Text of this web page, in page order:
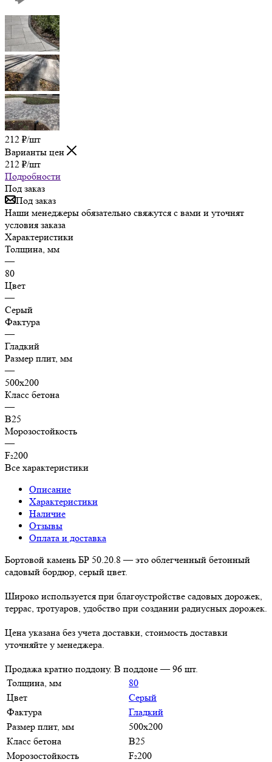
212 ₽/шт
Варианты цен
212 ₽/шт
Подробности
Под заказ
Под заказ
Наши менеджеры обязательно свяжутся с вами и уточнят
условия заказа
Характеристики
Толщина, мм
—
80
Цвет
—
Серый
Фактура
—
Гладкий
Размер плит, мм
—
500х200
Класс бетона
—
В25
Морозостойкость
—
F₂200
Все характеристики
Описание
Характеристики
Наличие
Отзывы
Оплата и доставка
Бортовой камень БР 50.20.8 — это облегченный бетонный
садовый бордюр, серый цвет.
Широко используется при благоустройстве садовых дорожек,
террас, тротуаров, удобство при создании радиусных дорожек.
Цена указана без учета доставки, стоимость доставки
уточняйте у менеджера.
Продажа кратно поддону. В поддоне — 96 шт.
Толщина, мм
80
Цвет
Серый
Фактура
Гладкий
Размер плит, мм
500х200
Класс бетона
В25
Морозостойкость
F₂200